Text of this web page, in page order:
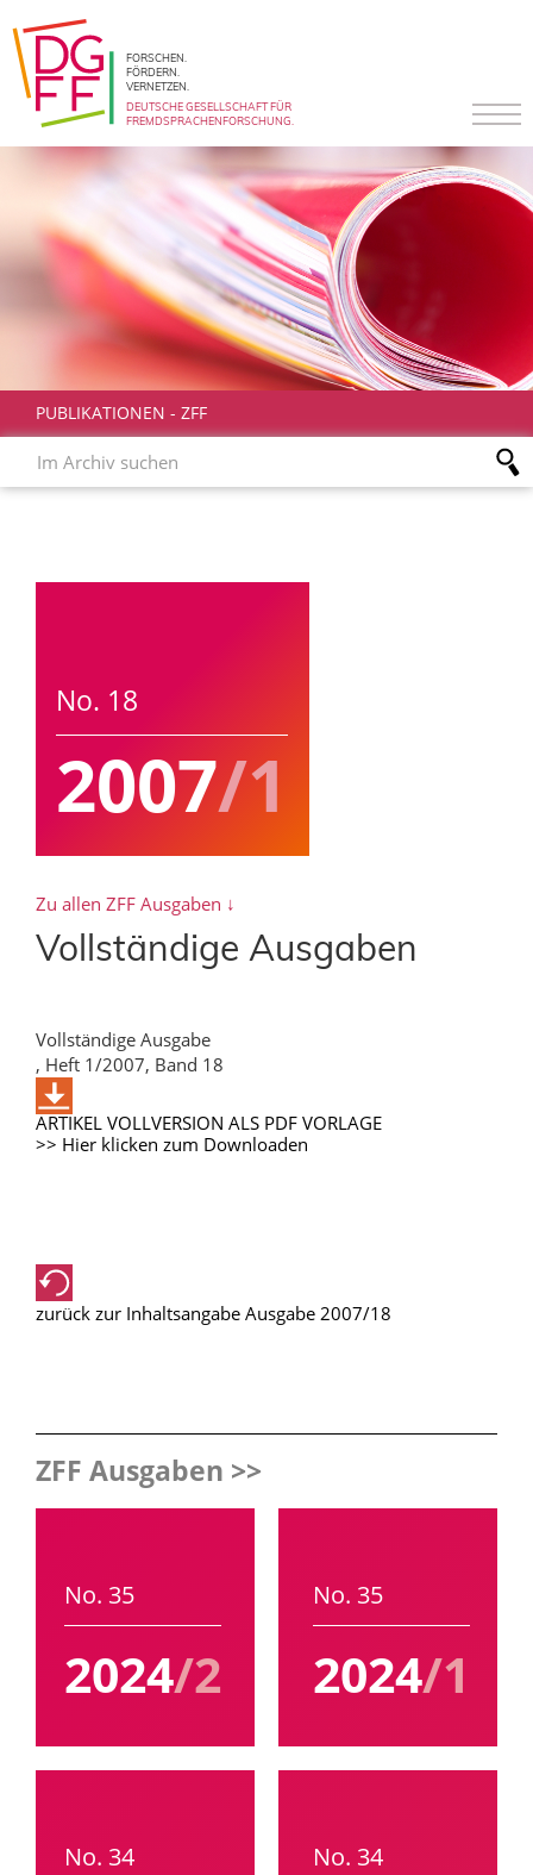
FORSCHEN.
FÖRDERN.
VERNETZEN.
DEUTSCHE GESELLSCHAFT FÜR
FREMDSPRACHENFORSCHUNG.
PUBLIKATIONEN - ZFF
No. 18
2007/1
Zu allen ZFF Ausgaben ↓
Vollständige Ausgaben
Vollständige Ausgabe
, Heft 1/2007, Band 18
ARTIKEL VOLLVERSION ALS PDF VORLAGE
>> Hier klicken zum Downloaden
zurück zur Inhaltsangabe Ausgabe 2007/18
ZFF Ausgaben >>
No. 35
2024/2
No. 35
2024/1
No. 34 No. 34